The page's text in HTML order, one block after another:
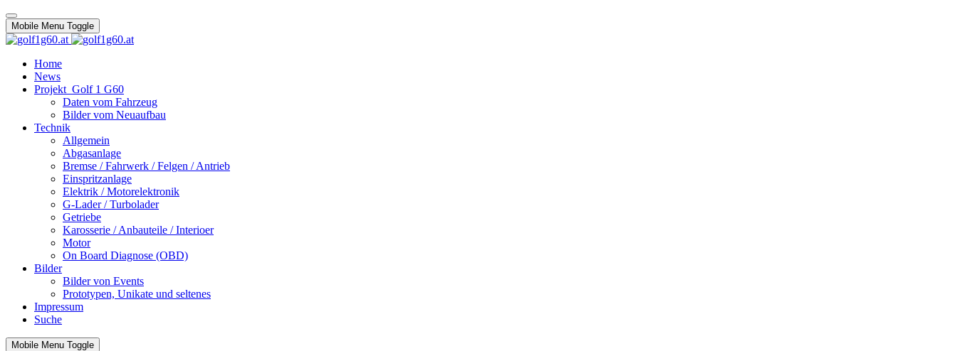
Mobile Menu Toggle
Home
News
Projekt_Golf 1 G60
Daten vom Fahrzeug
Bilder vom Neuaufbau
Technik
Allgemein
Abgasanlage
Bremse / Fahrwerk / Felgen / Antrieb
Einspritzanlage
Elektrik / Motorelektronik
G-Lader / Turbolader
Getriebe
Karosserie / Anbauteile / Interioer
Motor
On Board Diagnose (OBD)
Bilder
Bilder von Events
Prototypen, Unikate und seltenes
Impressum
Suche
Mobile Menu Toggle